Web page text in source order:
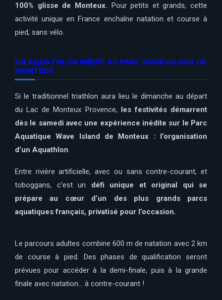
100% glisse de Monteux. Pour petits et grands, cette
activité unique en France enchaîne natation et course à
pied, sans vélo.
UN AQUATHLON INÉDIT AU PARC WAVE ISLAND DE
MONTEUX
Si le traditionnel triathlon aura lieu le dimanche au départ
du Lac de Monteux Provence, les festivités démarrent
dès le samedi avec une expérience inédite sur le Parc
Aquatique Wave Island de Monteux : l’organisation
d’un Aquathlon
Entre rivière artificielle, avec ou sans contre-courant, et
toboggans, c’est un défi unique et original qui se
prépare au cœur d’un des plus grands parcs
aquatiques français, privatisé pour l’occasion.
Le parcours adultes combine 600 m de natation avec 2 km
de course à pied. Des phases de qualification seront
prévues pour accéder à la demi-finale, puis à la grande
finale avec natation… à contre-courant !